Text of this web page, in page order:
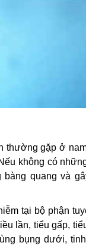
thường gặp ở
không có
quang và
tại bộ phận
lần, tiểu gấp,
bụng dưới,